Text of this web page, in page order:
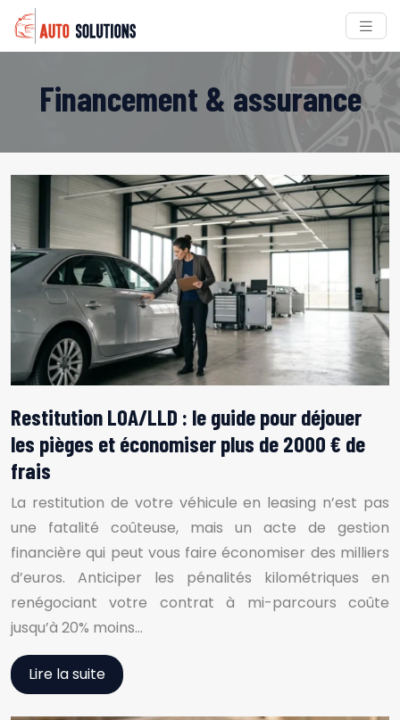
Financement & assurance
Restitution LOA/LLD : le guide pour déjouer
les pièges et économiser plus de 2000 € de
frais
La restitution de votre véhicule en leasing n’est pas
une fatalité coûteuse, mais un acte de gestion
financière qui peut vous faire économiser des milliers
d’euros. Anticiper les pénalités kilométriques en
renégociant votre contrat à mi-parcours coûte
jusqu’à 20% moins…
Lire la suite